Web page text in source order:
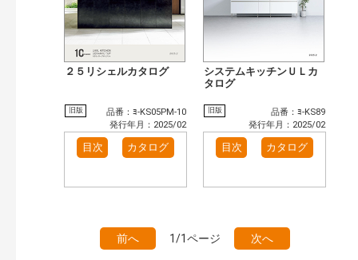
２５リシェルカタログ
旧版
品番：ﾖ-KS05PM-10
発行年月：2025/02
目次 カタログ
システムキッチンＵＬカ
タログ
旧版
品番：ﾖ-KS89
発行年月：2025/02
目次 カタログ
前へ 1/1ページ 次へ